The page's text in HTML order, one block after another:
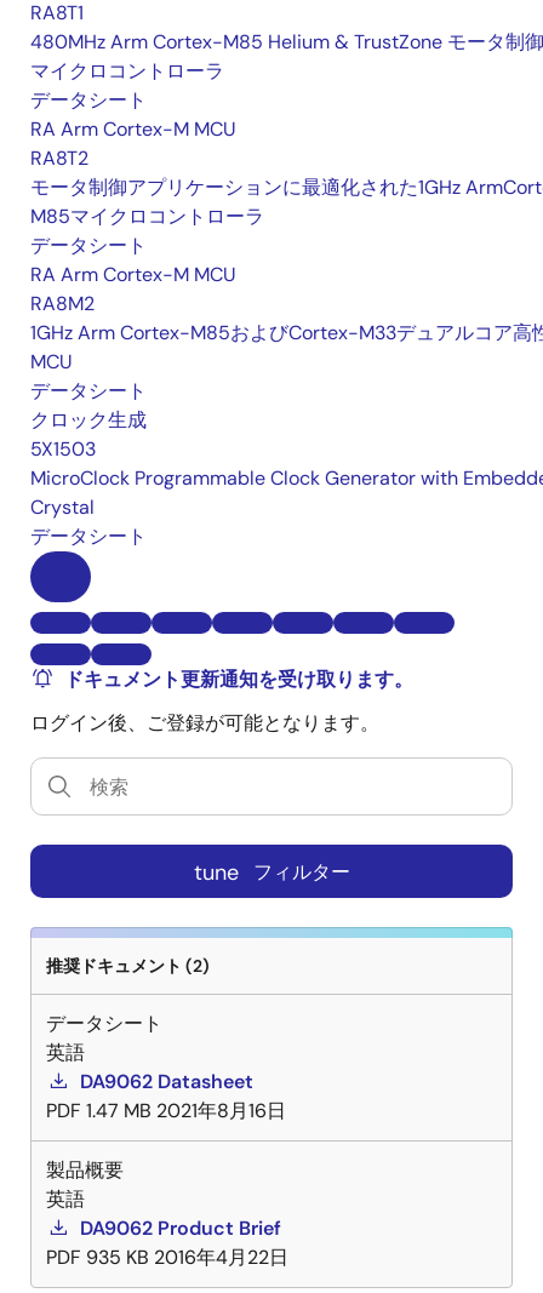
RA8T1
480MHz Arm Cortex-M85 Helium & TrustZone モータ制
マイクロコントローラ
データシート
RA Arm Cortex-M MCU
RA8T2
モータ制御アプリケーションに最適化された1GHz
M85マイクロコントローラ
データシート
RA Arm Cortex-M MCU
RA8M2
1GHz Arm Cortex-M85およびCortex-M33デュアルコア高
MCU
データシート
クロック生成
5X1503
MicroClock Programmable Clock Generator with
Crystal
データシート
ドキュメント更新通知を受け取ります。
ログイン後、ご登録が可能となります。
tune フィルター
推奨ドキュメント (2)
データシート
英語
DA9062 Datasheet
PDF 1.47 MB 2021年8月16日
製品概要
英語
DA9062 Product Brief
PDF 935 KB 2016年4月22日